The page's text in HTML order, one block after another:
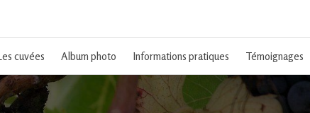
cuvées Album photo Informations pratiques Témoignages